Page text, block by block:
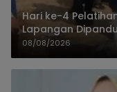
Hari ke-4
Lapangan
08/08/2026